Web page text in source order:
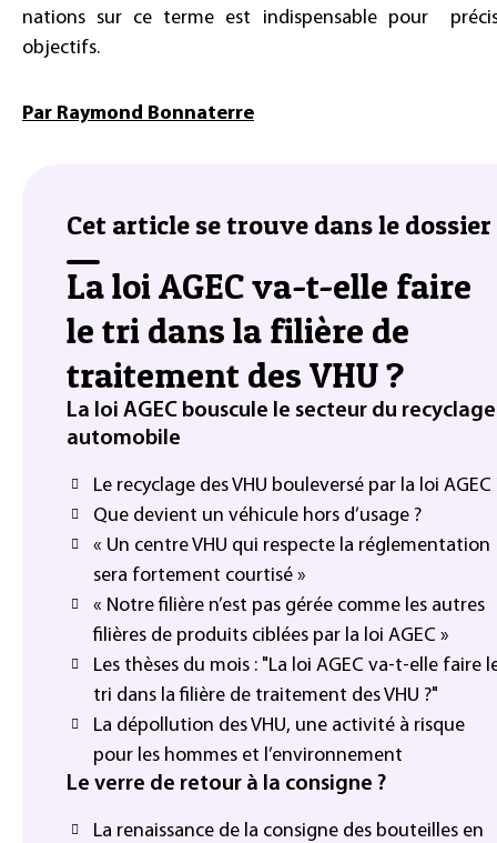
nations sur ce terme est indispensable pour
objectifs.
Par Raymond Bonnaterre
Cet article se trouve dans le dossier
La loi AGEC va-t-elle faire
le tri dans la filière de
traitement des VHU ?
La loi AGEC bouscule le secteur du recyclage
automobile
Le recyclage des VHU bouleversé par la loi AGEC
Que devient un véhicule hors d’usage ?
« Un centre VHU qui respecte la réglementation
sera fortement courtisé »
« Notre filière n’est pas gérée comme les autres
filières de produits ciblées par la loi AGEC »
Les thèses du mois : "La loi AGEC va-t-elle faire
tri dans la filière de traitement des VHU ?"
La dépollution des VHU, une activité à risque
pour les hommes et l’environnement
Le verre de retour à la consigne ?
La renaissance de la consigne des bouteilles en